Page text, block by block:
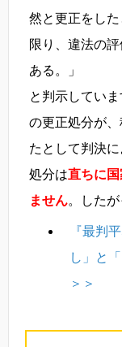
然と更正をし
限り、違法の
ある。」
と判示してい
の更正処分が
たとして判決
処分は直ちに
ません。したが
『最判
し」と
＞＞